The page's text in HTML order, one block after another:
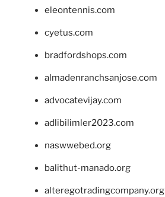
eleontennis.com
cyetus.com
bradfordshops.com
almadenranchsanjose.com
advocatevijay.com
adlibilimler2023.com
naswwebed.org
balithut-manado.org
alteregotradingcompany.org